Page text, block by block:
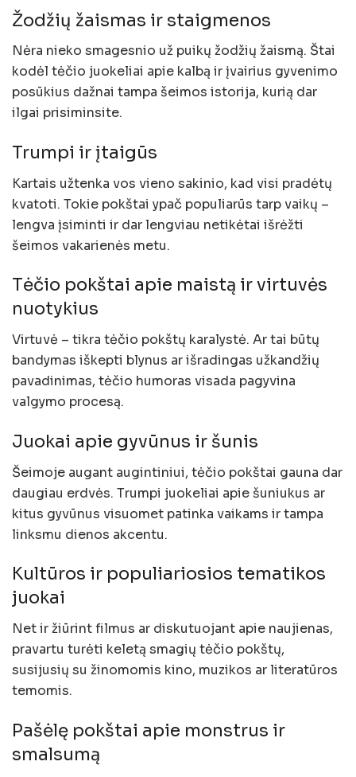
Žodžių žaismas ir staigmenos
Nėra nieko smagesnio už puikų žodžių žaismą. Štai
kodėl tėčio juokeliai apie kalbą ir įvairius gyvenimo
posūkius dažnai tampa šeimos istorija, kurią dar
ilgai prisiminsite.
Trumpi ir įtaigūs
Kartais užtenka vos vieno sakinio, kad visi pradėtų
kvatoti. Tokie pokštai ypač populiarūs tarp vaikų –
lengva įsiminti ir dar lengviau netikėtai išrėžti
šeimos vakarienės metu.
Tėčio pokštai apie maistą ir virtuvės
nuotykius
Virtuvė – tikra tėčio pokštų karalystė. Ar tai būtų
bandymas iškepti blynus ar išradingas užkandžių
pavadinimas, tėčio humoras visada pagyvina
valgymo procesą.
Juokai apie gyvūnus ir šunis
Šeimoje augant augintiniui, tėčio pokštai gauna dar
daugiau erdvės. Trumpi juokeliai apie šuniukus ar
kitus gyvūnus visuomet patinka vaikams ir tampa
linksmu dienos akcentu.
Kultūros ir populiariosios tematikos
juokai
Net ir žiūrint filmus ar diskutuojant apie naujienas,
pravartu turėti keletą smagių tėčio pokštų,
susijusių su žinomomis kino, muzikos ar literatūros
temomis.
Pašėlę pokštai apie monstrus ir
smalsumą